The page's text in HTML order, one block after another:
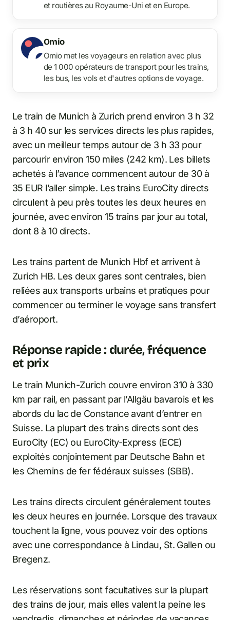
et routières au Royaume-Uni et en Europe.
Omio
Omio met les voyageurs en relation avec plus
de 1 000 opérateurs de transport pour les trains,
les bus, les vols et d'autres options de voyage.
Le train de Munich à Zurich prend environ 3 h 32
à 3 h 40 sur les services directs les plus rapides,
avec un meilleur temps autour de 3 h 33 pour
parcourir environ 150 miles (242 km). Les billets
achetés à l’avance commencent autour de 30 à
35 EUR l’aller simple. Les trains EuroCity directs
circulent à peu près toutes les deux heures en
journée, avec environ 15 trains par jour au total,
dont 8 à 10 directs.
Les trains partent de Munich Hbf et arrivent à
Zurich HB. Les deux gares sont centrales, bien
reliées aux transports urbains et pratiques pour
commencer ou terminer le voyage sans transfert
d’aéroport.
Réponse rapide : durée, fréquence
et prix
Le train Munich-Zurich couvre environ 310 à 330
km par rail, en passant par l’Allgäu bavarois et les
abords du lac de Constance avant d’entrer en
Suisse. La plupart des trains directs sont des
EuroCity (EC) ou EuroCity-Express (ECE)
exploités conjointement par Deutsche Bahn et
les Chemins de fer fédéraux suisses (SBB).
Les trains directs circulent généralement toutes
les deux heures en journée. Lorsque des travaux
touchent la ligne, vous pouvez voir des options
avec une correspondance à Lindau, St. Gallen ou
Bregenz.
Les réservations sont facultatives sur la plupart
des trains de jour, mais elles valent la peine les